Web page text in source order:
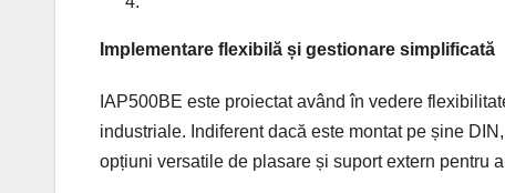
Implementare flexibilă și gestionare simplificată
IAP500BE este proiectat având în vedere
industriale. Indiferent dacă este montat pe șine
opțiuni versatile de plasare și suport extern pentru